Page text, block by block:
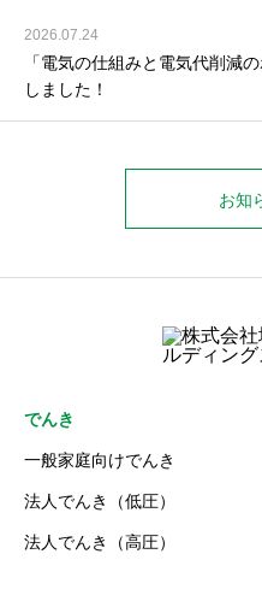
2026.07.24
「電気の仕組みと電気代削減
しました！
お知
でんき
一般家庭向けでんき
法人でんき（低圧）
法人でんき（高圧）